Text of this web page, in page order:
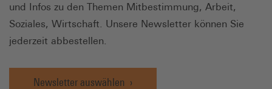
und Infos zu den Themen Mitbestimmung, Arbeit,
Soziales, Wirtschaft. Unsere Newsletter können Sie
jederzeit abbestellen.
Newsletter auswählen